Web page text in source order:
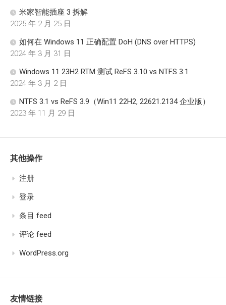
米家智能插座 3 拆解
2025 年 2 月 25 日
如何在 Windows 11 正确配置 DoH (DNS over HTTPS)
2024 年 3 月 31 日
Windows 11 23H2 RTM 测试 ReFS 3.10 vs NTFS 3.1
2024 年 3 月 2 日
NTFS 3.1 vs ReFS 3.9（Win11 22H2, 22621.2134 企业版）
2023 年 11 月 29 日
其他操作
注册
登录
条目 feed
评论 feed
WordPress.org
友情链接